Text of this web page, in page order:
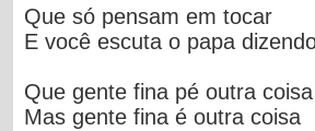
Que só pensam em tocar
E você escuta o papa
Que gente fina pé outra coisa
Mas gente fina é outra coisa